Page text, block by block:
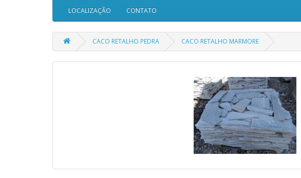
LOCALIZAÇÃO CONTATO
CACO RETALHO PEDRA CACO RETALHO MARMORE